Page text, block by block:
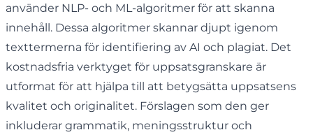
använder NLP- och ML-algoritmer för att skanna
innehåll. Dessa algoritmer skannar djupt igenom
texttermerna för identifiering av AI och plagiat. Det
kostnadsfria verktyget för uppsatsgranskare är
utformat för att hjälpa till att betygsätta uppsatsens
kvalitet och originalitet. Förslagen som den ger
inkluderar grammatik, meningsstruktur och